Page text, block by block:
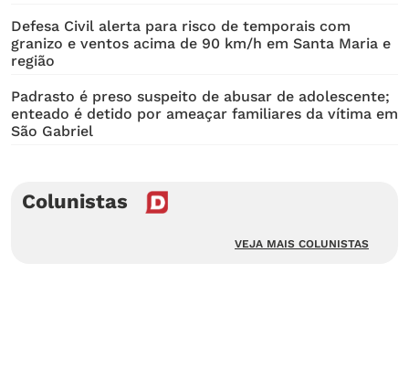
Defesa Civil alerta para risco de temporais com
granizo e ventos acima de 90 km/h em Santa Maria e
região
Padrasto é preso suspeito de abusar de adolescente;
enteado é detido por ameaçar familiares da vítima em
São Gabriel
Colunistas
VEJA MAIS COLUNISTAS